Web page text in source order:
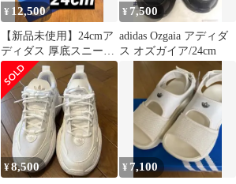
¥ 12,500
【新品未使用】24cmア
ディダス 厚底スニーカ
ー adidas OZGATA W
¥ 7,500
adidas Ozgaia アディダ
ス オズガイア/24cm
¥8,500 ¥ 7,100